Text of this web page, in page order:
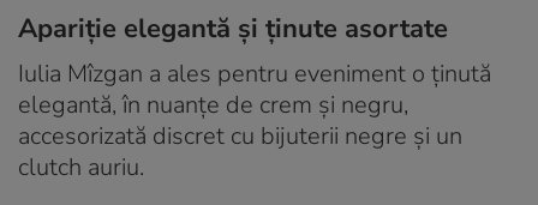
Apariție elegantă și ținute asortate
Iulia Mîzgan a ales pentru eveniment o ținută
elegantă, în nuanțe de crem și negru,
accesorizată discret cu bijuterii negre și un
clutch auriu.